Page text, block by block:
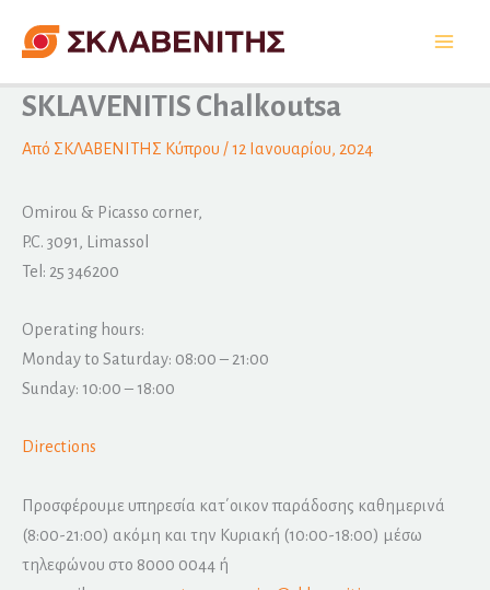
SKLAVENITIS Chalkoutsa
Από ΣΚΛΑΒΕΝΙΤΗΣ Κύπρου /12 Ιανουαρίου, 2024
Omirou & Picasso corner,
P.C. 3091, Limassol
Tel: 25 346200
Operating hours:
Monday to Saturday: 08:00 – 21:00
Sunday: 10:00 – 18:00
Directions
Προσφέρουμε υπηρεσία κατ΄οικον παράδοσης καθημερινά
(8:00-21:00) ακόμη και την Κυριακή (10:00-18:00) μέσω
τηλεφώνου στο 8000 0044 ή